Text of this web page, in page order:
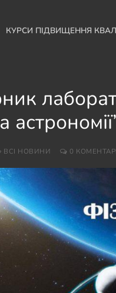
КУРСИ ПІДВИЩЕННЯ
ВСІ НОВИНИ 0